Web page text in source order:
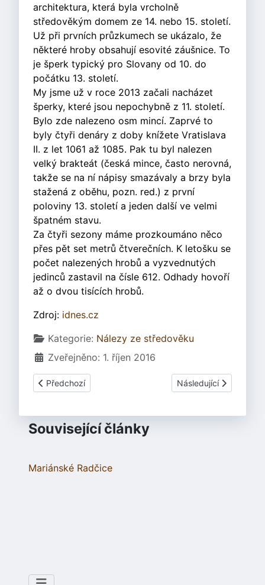
architektura, která byla vrcholně
středověkým domem ze 14. nebo 15. století.
Už při prvních průzkumech se ukázalo, že
některé hroby obsahují esovité záušnice. To
je šperk typický pro Slovany od 10. do
počátku 13. století.
My jsme už v roce 2013 začali nacházet
šperky, které jsou nepochybně z 11. století.
Bylo zde nalezeno osm mincí. Zaprvé to
byly čtyři denáry z doby knížete Vratislava
II. z let 1061 až 1085. Pak tu byl nalezen
velký brakteát (česká mince, často nerovná,
takže se na ní nápisy smazávaly a brzy byla
stažená z oběhu, pozn. red.) z první
poloviny 13. století a jeden další ve velmi
špatném stavu.
Za čtyři sezony máme prozkoumáno něco
přes pět set metrů čtverečních. K letošku se
počet nalezených hrobů a vyzvednutých
jedinců zastavil na čísle 612. Odhady hovoří
až o dvou tisících hrobů.
Zdroj: idnes.cz
Základní údaje
Kategorie: Nálezy ze středověku
Zveřejněno: 1. říjen 2016
Předchozí článek: Zbiroh - Nález grošů z dob Václava IV.
Předchozí Další článek: Nález
Následující
Související články
Mariánské Radčice